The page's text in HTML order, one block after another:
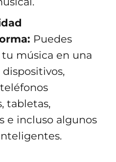
Puedes
música en una
tabletas,
e incluso algunos